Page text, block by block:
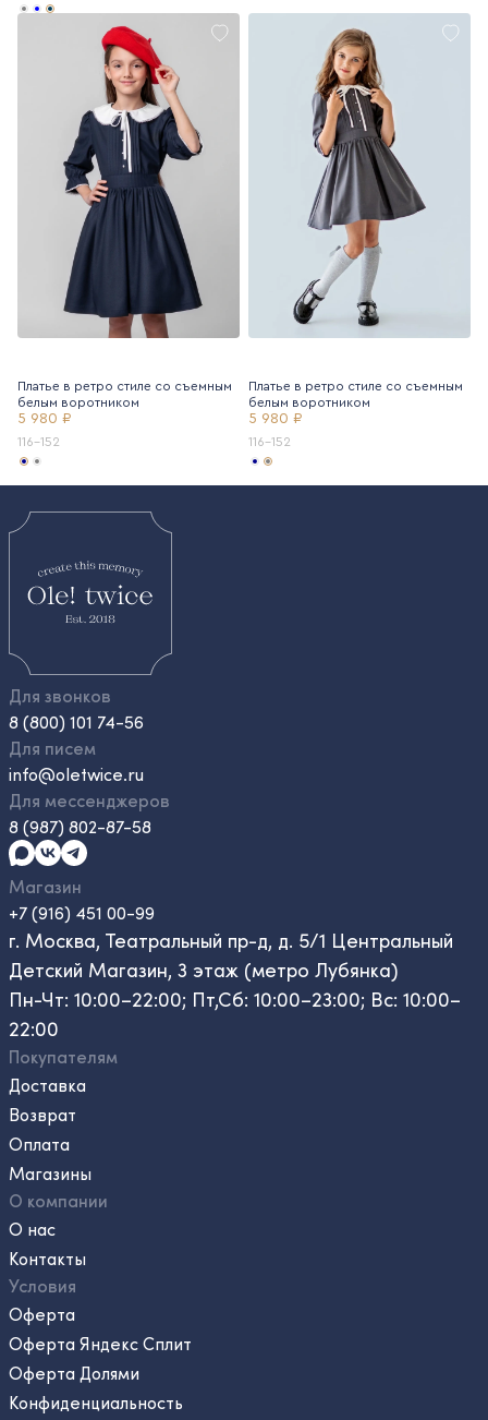
Платье в ретро стиле со съемным
белым воротником
5 980 ₽
116-152
Платье в ретро стиле со съемным
белым воротником
5 980 ₽
116-152
Для звонков
8 (800) 101 74-56
Для писем
info@oletwice.ru
Для мессенджеров
8 (987) 802-87-58
Магазин
+7 (916) 451 00-99
г. Москва, Театральный пр-д, д. 5/1 Центральный
Детский Магазин, 3 этаж (метро Лубянка)
Пн-Чт: 10:00–22:00; Пт,Сб: 10:00–23:00; Вс: 10:00–
22:00
Покупателям
Доставка
Возврат
Оплата
Магазины
О компании
О нас
Контакты
Условия
Оферта
Оферта Яндекс Сплит
Оферта Долями
Конфиденциальность